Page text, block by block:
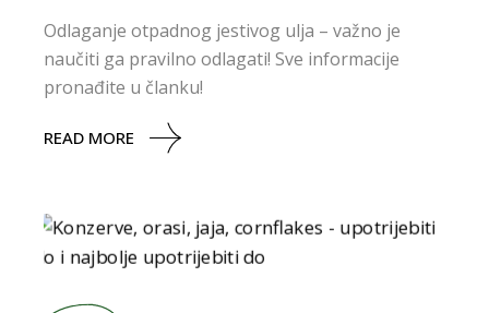
Odlaganje otpadnog jestivog ulja – važno je
naučiti ga pravilno odlagati! Sve informacije
pronađite u članku!
READ MORE